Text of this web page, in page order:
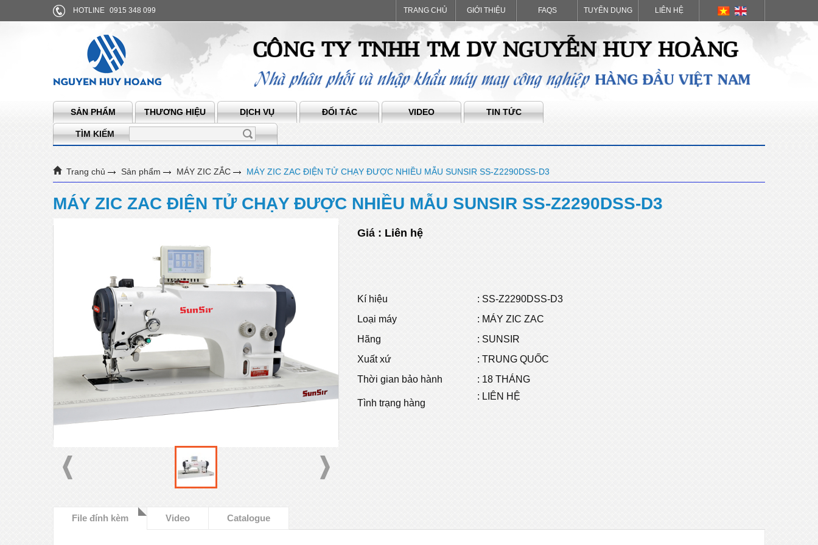
HOTLINE 0915 348 099 TRANG CHỦ GIỚI THIỆU FAQS TUYỂN DỤNG LIÊN HỆ
SẢN PHẨM THƯƠNG HIỆU DỊCH VỤ ĐỐI TÁC VIDEO TIN TỨC
TÌM KIẾM
Trang chủ Sản phẩm MÁY ZIC ZẮC MÁY ZIC ZAC ĐIỆN TỬ CHẠY ĐƯỢC NHIỀU MẪU SUNSIR SS-Z2290DSS-D3
MÁY ZIC ZAC ĐIỆN TỬ CHẠY ĐƯỢC NHIỀU MẪU SUNSIR SS-Z2290DSS-D3
Giá : Liên hệ
Kí hiệu : SS-Z2290DSS-D3
Loại máy
: MÁY ZIC ZAC
Hãng
: SUNSIR
Xuất xứ
: TRUNG QUỐC
Thời gian bảo hành
: 18 THÁNG
Tình trạng hàng
: LIÊN HỆ
File đính kèm Video Catalogue